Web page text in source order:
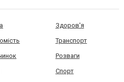
Здоров'я
Транспорт
Розваги
Спорт